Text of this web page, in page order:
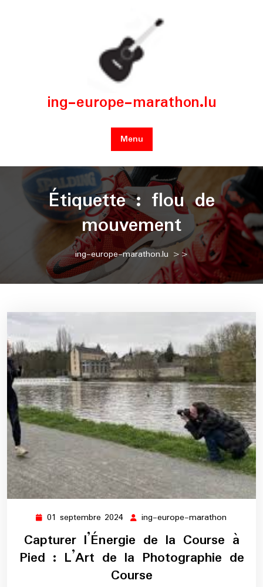
ing-europe-marathon.lu
Menu
Étiquette : flou de
mouvement
ing-europe-marathon.lu >>
01 septembre 2024 01
septembre
2024
ing-europe-marathon
europe-
Capturer l’Énergie de la Course à
Pied : L’Art de la Photographie de
Course